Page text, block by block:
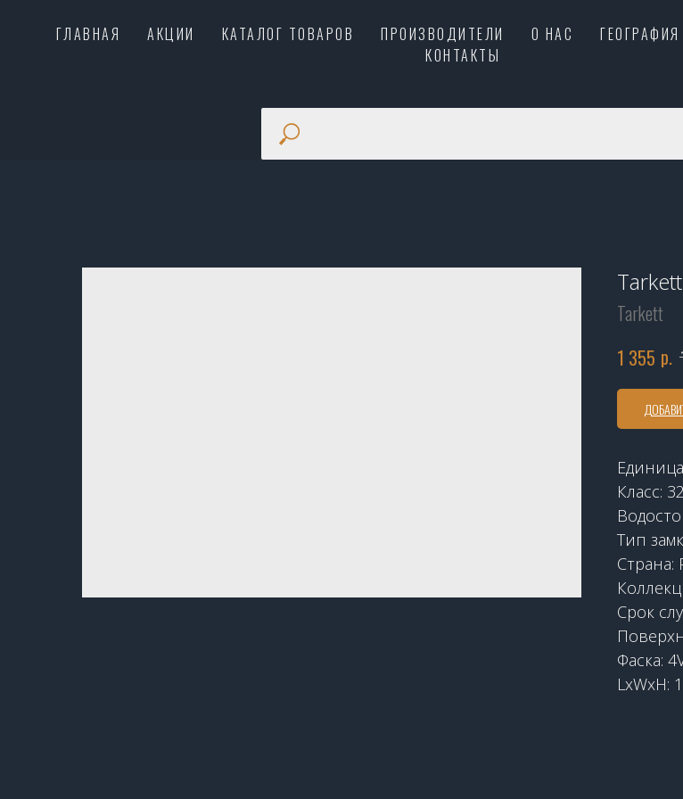
ГЛАВНАЯ АКЦИИ КАТАЛОГ ТОВАРОВ ПРОИЗВОДИТЕЛИ О НАС
КОНТАКТЫ
Tarkett
1 355 р.
Класс: 32
Тип
Страна:
Срок
Фаска:
LxWxH: